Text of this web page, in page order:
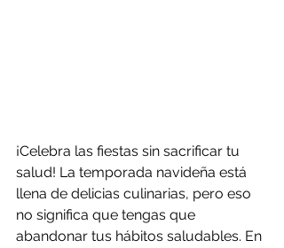
¡Celebra las fiestas sin sacrificar tu
salud! La temporada navideña está
llena de delicias culinarias, pero eso
no significa que tengas que
abandonar tus hábitos saludables. En